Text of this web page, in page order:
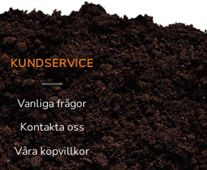
KUNDSERVICE
Vanliga frågor
Kontakta oss
Våra köpvillkor